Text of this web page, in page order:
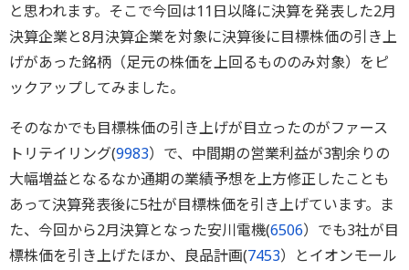
と思われます。そこで今回は11日以降に決算を発表した2月
決算企業と8月決算企業を対象に決算後に目標株価の引き上
げがあった銘柄（足元の株価を上回るもののみ対象）をピ
ックアップしてみました。
そのなかでも目標株価の引き上げが目立ったのがファース
トリテイリング(9983）で、中間期の営業利益が3割余りの
大幅増益となるなか通期の業績予想を上方修正したことも
あって決算発表後に5社が目標株価を引き上げています。ま
た、今回から2月決算となった安川電機(6506）でも3社が目
標株価を引き上げたほか、良品計画(7453）とイオンモール